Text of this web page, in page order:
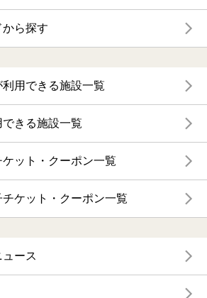
ら探す
用できる施設一覧
きる施設一覧
ット・クーポン一覧
ケット・クーポン一覧
ース